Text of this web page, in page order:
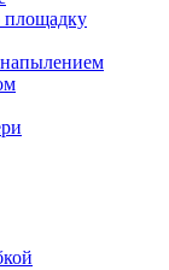
площадку